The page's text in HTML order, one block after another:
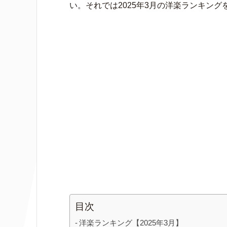
い。それでは2025年3月の洋楽ランキング
目次
洋楽ランキング【2025年3月】